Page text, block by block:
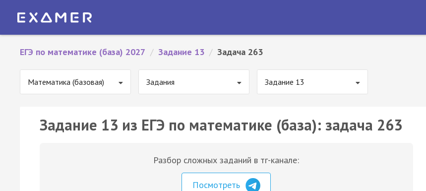
ЕГЭ по математике (база) 2027 / Задание 13 / Задача 263
Математика (базовая) Задания Задание 13
Задание 13 из ЕГЭ по математике (база): задача 263
Разбор сложных заданий в тг-канале:
Посмотреть